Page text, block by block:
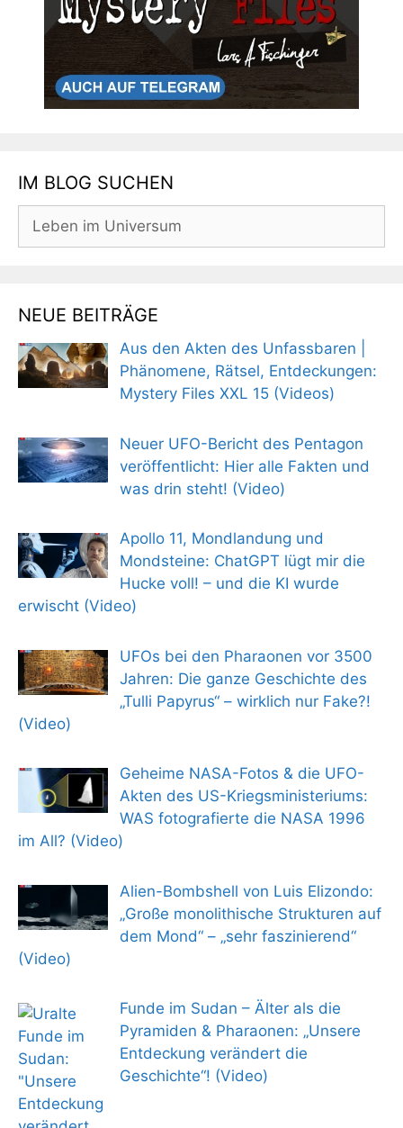
IM BLOG SUCHEN
Suchen
nach:
NEUE BEITRÄGE
Aus den Akten des Unfassbaren |
Phänomene, Rätsel, Entdeckungen:
Mystery Files XXL 15 (Videos)
Neuer UFO-Bericht des Pentagon
veröffentlicht: Hier alle Fakten und
was drin steht! (Video)
Apollo 11, Mondlandung und
Mondsteine: ChatGPT lügt mir die
Hucke voll! – und die KI wurde
erwischt (Video)
UFOs bei den Pharaonen vor 3500
Jahren: Die ganze Geschichte des
„Tulli Papyrus“ – wirklich nur Fake?!
(Video)
Geheime NASA-Fotos & die UFO-
Akten des US-Kriegsministeriums:
WAS fotografierte die NASA 1996
im All? (Video)
Alien-Bombshell von Luis Elizondo:
„Große monolithische Strukturen auf
dem Mond“ – „sehr faszinierend“
(Video)
Funde im Sudan – Älter als die
Pyramiden & Pharaonen: „Unsere
Entdeckung verändert die
Geschichte“! (Video)